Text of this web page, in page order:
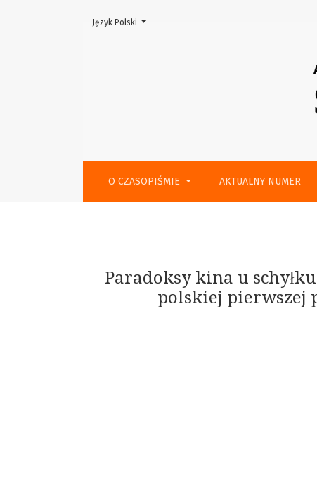
Paradoksy kina u schyłku PRL‑u
O CZASOPIŚMIE AKTUALNY NUMER
Zmień język, obecnie wybrany to:
Język Polski
Paradoksy kina u
polskiej pierwszej